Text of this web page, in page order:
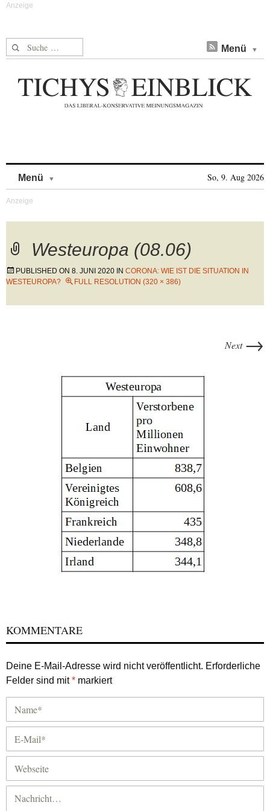
Suche nach: Menü
Menü So, 9. Aug 2026
Westeuropa (08.06)
PUBLISHED ON 8. JUNI 2020 IN CORONA: WIE IST DIE SITUATION IN
WESTEUROPA?
FULL RESOLUTION (320 × 386)
Next →
KOMMENTARE
Deine E-Mail-Adresse wird nicht veröffentlicht. Erforderliche
Felder sind mit* markiert